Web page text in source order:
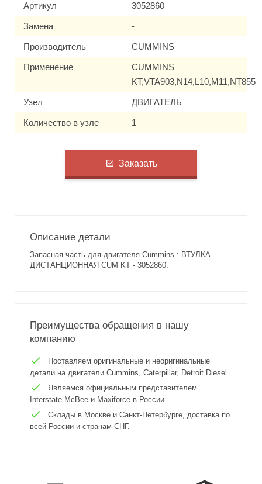
Артикул 3052860
Замена -
Производитель CUMMINS
Применение
CUMMINS
KT,VTA903,N14,L10,M11,NT855
Узел ДВИГАТЕЛЬ
Количество в узле 1
Заказать
Описание детали
Запасная часть для двигателя Cummins : ВТУЛКА
ДИСТАНЦИОННАЯ CUM KT - 3052860.
Преимущества обращения в нашу
компанию
Поставляем оригинальные и неоригинальные
детали на двигатели Cummins, Caterpillar, Detroit Diesel.
Являемся официальным представителем
Interstate-McBee и Maxiforce в России.
Склады в Москве и Санкт-Петербурге, доставка по
всей России и странам СНГ.